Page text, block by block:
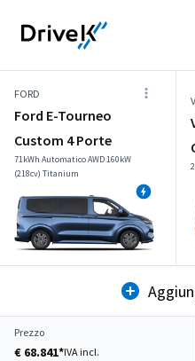
FORD
Ford E-Tourneo
Custom 4 Porte
71kWh Automatico AWD 160kW
(218cv) Titanium
Prezzo
€ 68.841*IVA incl.